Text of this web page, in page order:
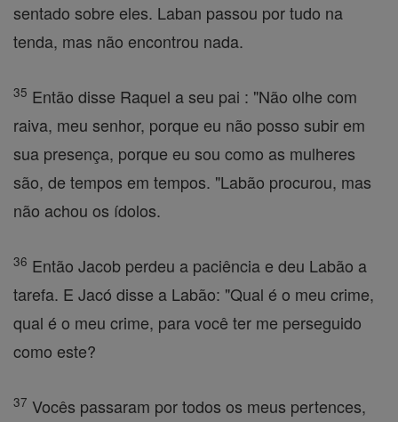
sentado sobre eles. Laban passou por tudo na
tenda, mas não encontrou nada.
35 Então disse Raquel a seu pai : "Não olhe com
raiva, meu senhor, porque eu não posso subir em
sua presença, porque eu sou como as mulheres
são, de tempos em tempos. "Labão procurou, mas
não achou os ídolos.
36 Então Jacob perdeu a paciência e deu Labão a
tarefa. E Jacó disse a Labão: "Qual é o meu crime,
qual é o meu crime, para você ter me perseguido
como este?
37 Vocês passaram por todos os meus pertences,